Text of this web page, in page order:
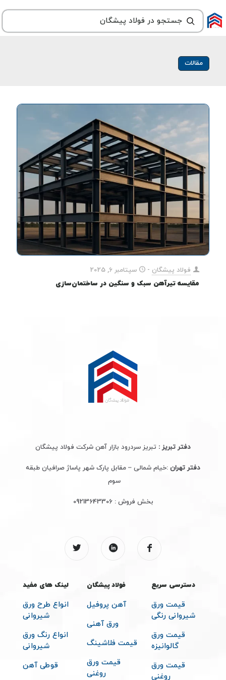
مقالات
فولاد پیشگان -
سپتامبر 6, 2025
مقایسه تیرآهن سبک و سنگین در ساختمان‌سازی
دفتر تبریز : تبریز سردرود بازار آهن شرکت فولاد پیشگان
دفتر تهران :خیام شمالی – مقابل پارک شهر پاساژ صرافیان طبقه
سوم
بخش فروش :09213643306
دسترسی سریع
قیمت ورق
شیروانی رنگی
قیمت ورق
گالوانیزه
قیمت ورق
روغنی
فولاد پیشگان
آهن پروفیل
ورق آهنی
قیمت فلاشینگ
قیمت ورق
روغنی
لینک های مفید
انواع طرح ورق
شیروانی
انواع رنگ ورق
شیروانی
قوطی آهن